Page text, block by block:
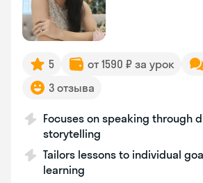
5 от 1590 ₽ за урок
3 отзыва
Focuses on speaking through
storytelling
Tailors lessons to individual
learning